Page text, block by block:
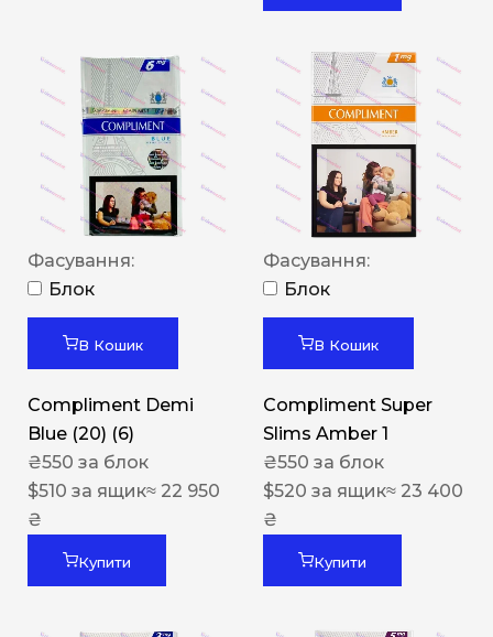
Фасування:
Блок
В Кошик
Compliment Demi
Blue (20) (6)
₴550 за блок
$510 за ящик≈ 22 950
₴
Купити
Фасування:
Блок
В Кошик
Compliment Super
Slims Amber 1
₴550 за блок
$520 за ящик≈ 23 400
₴
Купити